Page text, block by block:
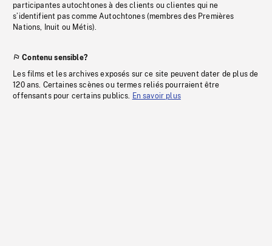
participantes autochtones à des clients ou clientes qui ne
s’identifient pas comme Autochtones (membres des Premières
Nations, Inuit ou Métis).
Contenu sensible?
Les films et les archives exposés sur ce site peuvent dater de plus de
120 ans. Certaines scènes ou termes reliés pourraient être
offensants pour certains publics. En savoir plus